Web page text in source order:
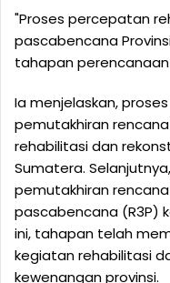
"Proses percepatan
pascabencana
tahapan
Ia menjelaskan,
pemutakhiran
rehabilitasi dan
Sumatera.
pemutakhiran
pascabencana (R3P)
ini, tahapan telah
kegiatan rehabilitasi
kewenangan provinsi.